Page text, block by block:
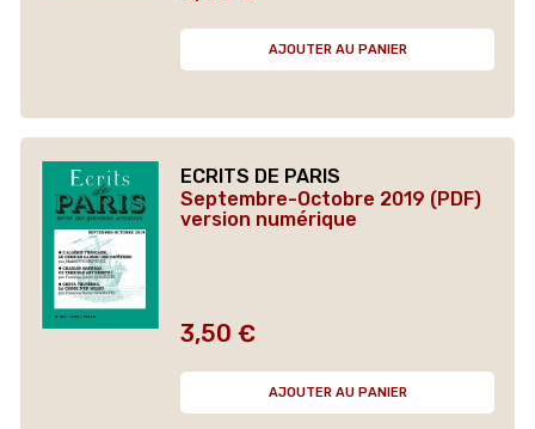
AJOUTER AU PANIER
ECRITS DE PARIS
Septembre-Octobre 2019 (PDF)
version numérique
Prix
3,50 €
AJOUTER AU PANIER